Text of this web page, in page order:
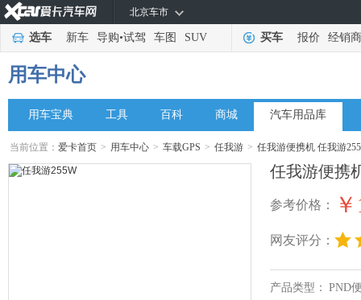
北京车市
选车 新车 导购•试驾 车图 SUV 买车 报价 经销商
用车中心
用车宝典 工具 百科 商城 汽车用品库
当前位置：爱卡首页 > 用车中心 > 车载GPS > 任我游 > 任我游便携机 任我游
任我游便携
参考价格：
网友评分：
产品类型： PND